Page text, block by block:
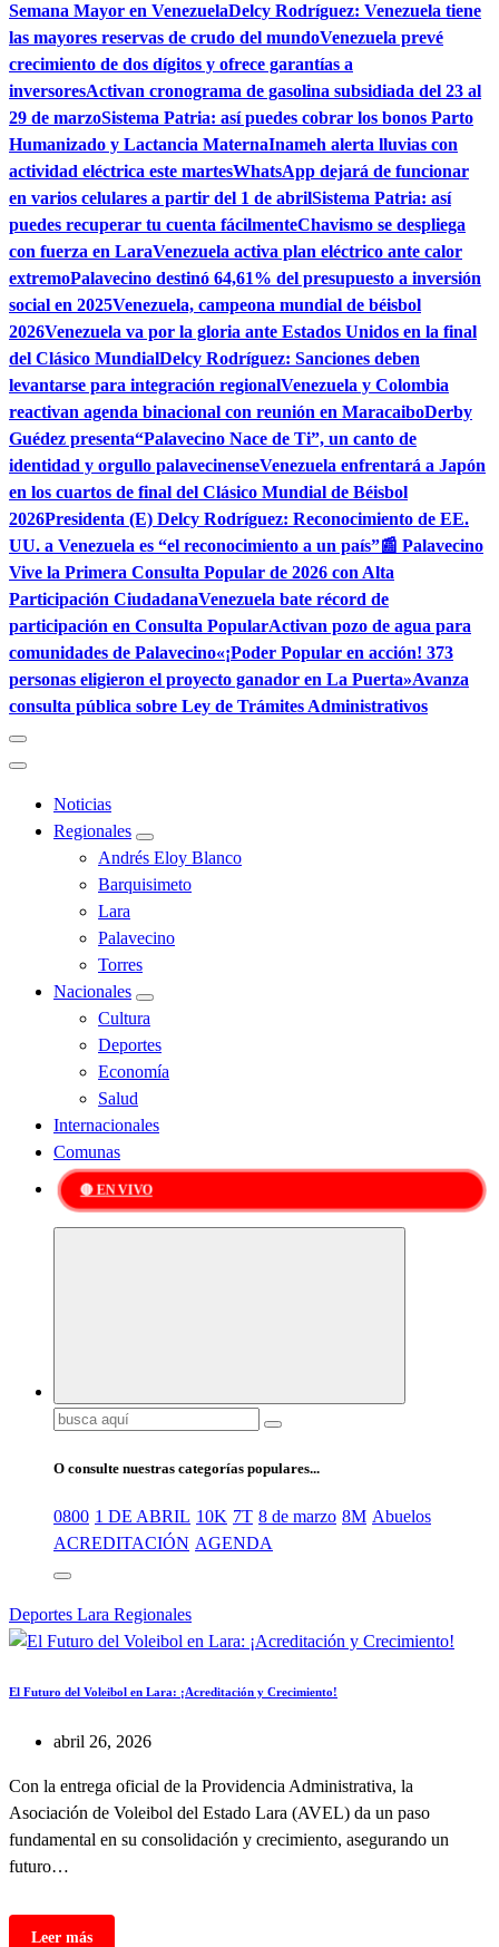
Semana Mayor en VenezuelaDelcy Rodríguez: Venezuela tiene
las mayores reservas de crudo del mundoVenezuela prevé
crecimiento de dos dígitos y ofrece garantías a
inversoresActivan cronograma de gasolina subsidiada del 23 al
29 de marzoSistema Patria: así puedes cobrar los bonos Parto
Humanizado y Lactancia MaternaInameh alerta lluvias con
actividad eléctrica este martesWhatsApp dejará de funcionar
en varios celulares a partir del 1 de abrilSistema Patria: así
puedes recuperar tu cuenta fácilmenteChavismo se despliega
con fuerza en LaraVenezuela activa plan eléctrico ante calor
extremoPalavecino destinó 64,61% del presupuesto a inversión
social en 2025Venezuela, campeona mundial de béisbol
2026Venezuela va por la gloria ante Estados Unidos en la final
del Clásico MundialDelcy Rodríguez: Sanciones deben
levantarse para integración regionalVenezuela y Colombia
reactivan agenda binacional con reunión en MaracaiboDerby
Guédez presenta“Palavecino Nace de Ti”, un canto de
identidad y orgullo palavecinenseVenezuela enfrentará a Japón
en los cuartos de final del Clásico Mundial de Béisbol
2026Presidenta (E) Delcy Rodríguez: Reconocimiento de EE.
UU. a Venezuela es “el reconocimiento a un país”📰 Palavecino
Vive la Primera Consulta Popular de 2026 con Alta
Participación CiudadanaVenezuela bate récord de
participación en Consulta PopularActivan pozo de agua para
comunidades de Palavecino«¡Poder Popular en acción! 373
personas eligieron el proyecto ganador en La Puerta»Avanza
consulta pública sobre Ley de Trámites Administrativos
Noticias
Regionales
Andrés Eloy Blanco
Barquisimeto
Lara
Palavecino
Torres
Nacionales
Cultura
Deportes
Economía
Salud
Internacionales
Comunas
🔴 EN VIVO
Buscar:
O consulte nuestras categorías populares...
0800 1 DE ABRIL 10K 7T 8 de marzo 8M Abuelos
ACREDITACIÓN AGENDA
Deportes Lara Regionales
El Futuro del Voleibol en Lara: ¡Acreditación y Crecimiento!
abril 26, 2026
Con la entrega oficial de la Providencia Administrativa, la
Asociación de Voleibol del Estado Lara (AVEL) da un paso
fundamental en su consolidación y crecimiento, asegurando un
futuro…